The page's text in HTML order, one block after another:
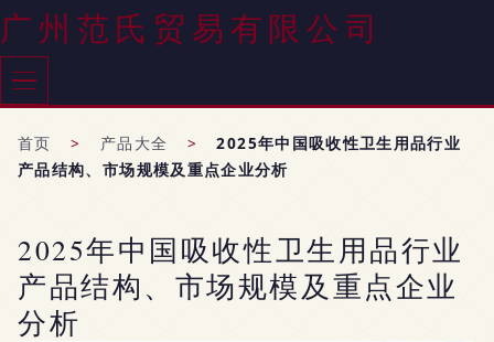
广州范氏贸易有限公司
首页 > 产品大全 >
2025年中国吸收性卫生用品行业
产品结构、市场规模及重点企业分析
2025年中国吸收性卫生用品行业
产品结构、市场规模及重点企业
分析